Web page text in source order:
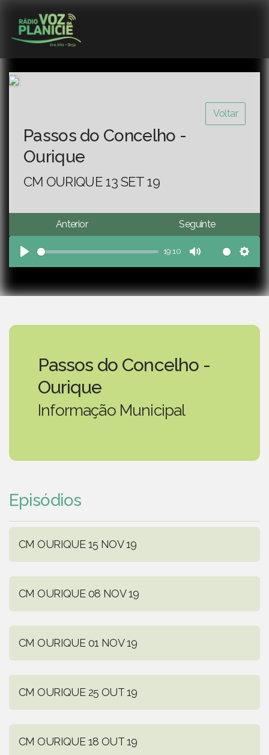
Voltar
Passos do Concelho -
Ourique
CM OURIQUE 13 SET 19
Anterior Seguinte
Play
19:10
Mute
Passos do Concelho -
Ourique
Informação Municipal
Episódios
CM OURIQUE 15 NOV 19
CM OURIQUE 08 NOV 19
CM OURIQUE 01 NOV 19
CM OURIQUE 25 OUT 19
CM OURIQUE 18 OUT 19